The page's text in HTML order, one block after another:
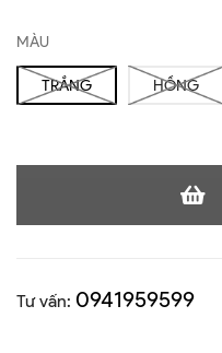
MÀU
TRẮNG HỒNG
Tư vấn: 0941959599